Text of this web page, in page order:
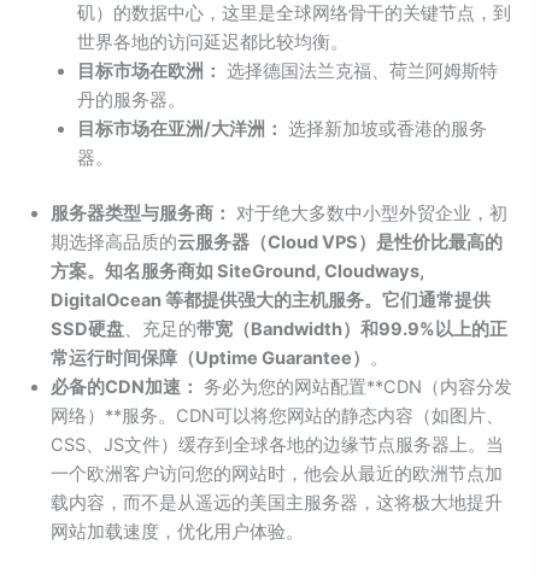
矶）的数据中心，这里是全球网络骨干的关键节点，到
世界各地的访问延迟都比较均衡。
目标市场在欧洲： 选择德国法兰克福、荷兰阿姆斯特
丹的服务器。
目标市场在亚洲/大洋洲： 选择新加坡或香港的服务
器。
服务器类型与服务商： 对于绝大多数中小型外贸企业，初
期选择高品质的云服务器（Cloud VPS）是性价比最高的
方案。知名服务商如 SiteGround, Cloudways,
DigitalOcean 等都提供强大的主机服务。它们通常提供
SSD硬盘、充足的带宽（Bandwidth）和99.9%以上的正
常运行时间保障（Uptime Guarantee） 。
必备的CDN加速： 务必为您的网站配置**CDN（内容分发
网络）**服务。CDN可以将您网站的静态内容（如图片、
CSS、JS文件）缓存到全球各地的边缘节点服务器上。当
一个欧洲客户访问您的网站时，他会从最近的欧洲节点加
载内容，而不是从遥远的美国主服务器，这将极大地提升
网站加载速度，优化用户体验。